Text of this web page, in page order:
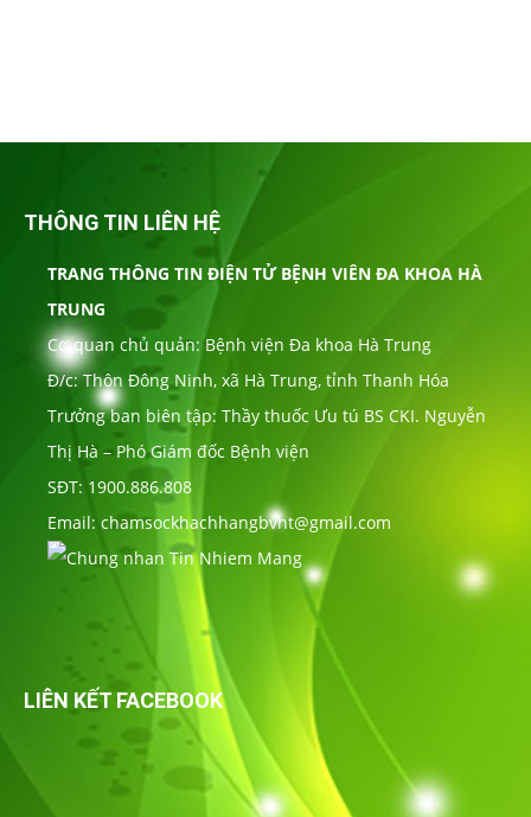
THÔNG TIN LIÊN HỆ
TRANG THÔNG TIN ĐIỆN TỬ BỆNH VIÊN ĐA KHOA HÀ
TRUNG
Cơ quan chủ quản: Bệnh viện Đa khoa Hà Trung
Đ/c: Thôn Đông Ninh, xã Hà Trung, tỉnh Thanh Hóa
Trưởng ban biên tập: Thầy thuốc Ưu tú BS CKI. Nguyễn
Thị Hà – Phó Giám đốc Bệnh viện
SĐT: 1900.886.808
Email: chamsockhachhangbvht@gmail.com
LIÊN KẾT FACEBOOK